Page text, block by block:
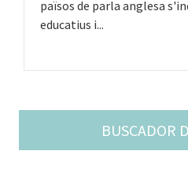
països de parla anglesa
educatius i...
BUSCADOR